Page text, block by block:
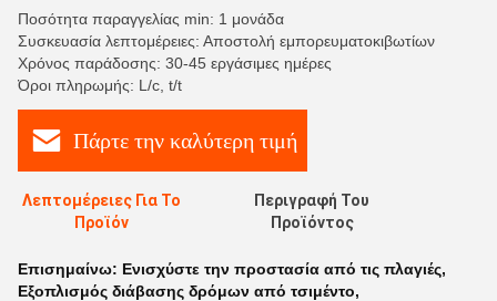
Ποσότητα παραγγελίας min: 1 μονάδα
Συσκευασία λεπτομέρειες: Αποστολή εμπορευματοκιβωτίων
Χρόνος παράδοσης: 30-45 εργάσιμες ημέρες
Όροι πληρωμής: L/c, t/t
Πάρτε την καλύτερη τιμή
Λεπτομέρειες Για Το
Προϊόν
Περιγραφή Του
Προϊόντος
Επισημαίνω: Ενισχύστε την προστασία από τις πλαγιές,
Εξοπλισμός διάβασης δρόμων από τσιμέντο,